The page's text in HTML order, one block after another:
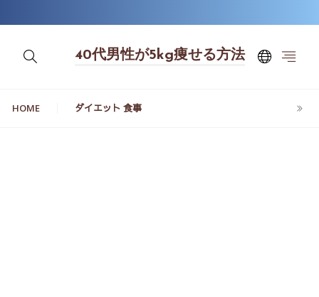
40代男性が5kg痩せる方法
HOME ダイエット 食事